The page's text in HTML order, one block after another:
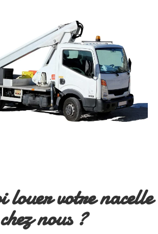
louer votre nacelle
chez nous ?